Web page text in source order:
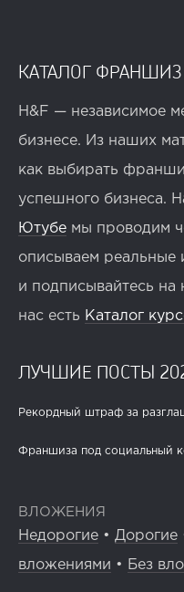
КАТАЛОГ ФРАНШИЗ
H&F — независимое
бизнесе. Из наших
как выбирать
успешного бизнеса.
Ютубе мы проводим
описываем реальные
и подписывайтесь на
нас есть Каталог
ЛУЧШИЕ ПОСТЫ
Рекордный штраф за
Франшиза под социальный
ВЛОЖЕНИЯ
Недорогие • Дорогие
вложениями • Без